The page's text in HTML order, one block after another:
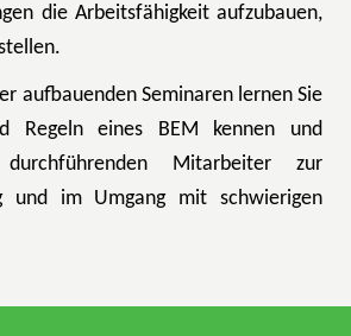
die Arbeitsfähigkeit aufzubauen,
aufbauenden Seminaren lernen Sie
Regeln eines BEM kennen und
Mitarbeiter zur
und im Umgang mit schwierigen